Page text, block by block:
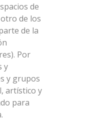
de
de los
de la
Por
y
y grupos
artístico y
para